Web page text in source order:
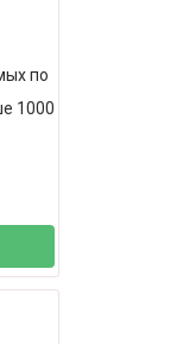
по
1000